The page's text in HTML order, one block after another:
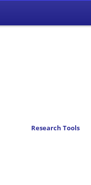
Research Tools